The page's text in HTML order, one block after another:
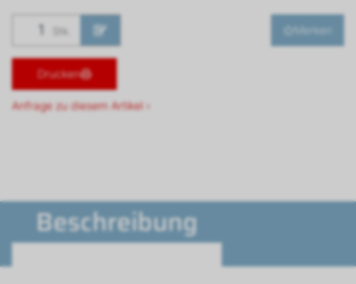
Stk. Merken
Drucken
Anfrage zu diesem Artikel ›
Beschreibung